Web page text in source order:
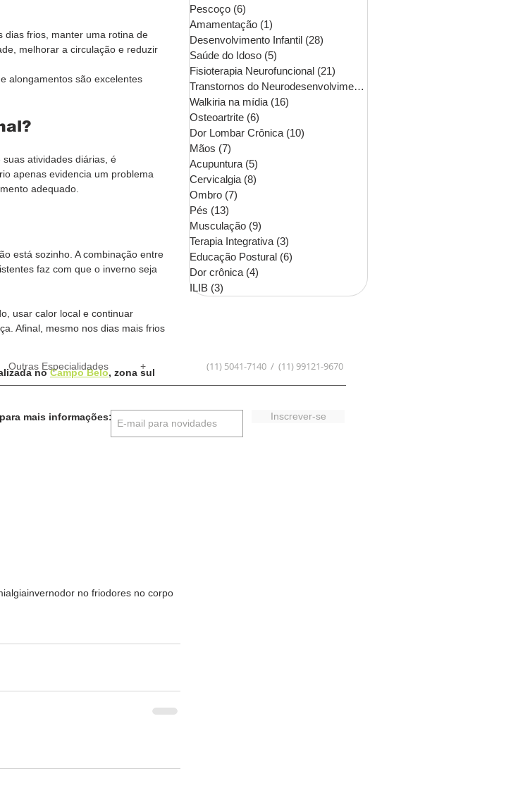
dias frios, manter uma rotina de
melhorar a circulação e reduzir
alongamentos são excelentes
atividades diárias, é
apenas evidencia um problema
adequado.
está sozinho. A combinação entre
faz com que o inverno seja
usar calor local e continuar
Afinal, mesmo nos dias mais frios
no Campo Belo, zona sul
mais informações:
invernodor no friodores no corpo
Pescoço (6)
Amamentação (1)
Desenvolvimento Infantil (28)
Saúde do Idoso (5)
Fisioterapia Neurofuncional (21)
Transtornos do Neurodesenvolvimento
Walkiria na mídia (16)
Osteoartrite (6)
Dor Lombar Crônica (10)
Mãos (7)
Acupuntura (5)
Cervicalgia (8)
Ombro (7)
Pés (13)
Musculação (9)
Terapia Integrativa (3)
Educação Postural (6)
Dor crônica (4)
ILIB (3)
(11) 5041-7140 / (11) 99121-9670
Outras Especialidades +
Inscrever-se